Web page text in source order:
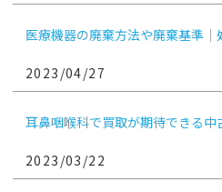
医療機器の廃棄方法や廃棄基準｜
2023/04/27
耳鼻咽喉科で買取が期待できる
2023/03/22